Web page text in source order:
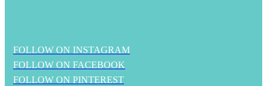
FOLLOW ON INSTAGRAM
FOLLOW ON FACEBOOK
FOLLOW ON PINTEREST